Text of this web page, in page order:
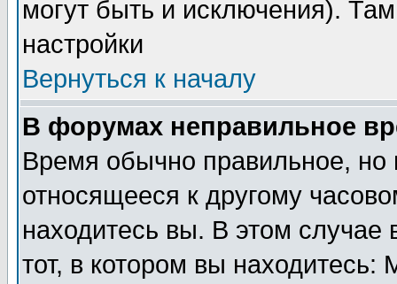
могут быть и исключения).
настройки
Вернуться к началу
В форумах неправильное
Время обычно правильное,
относящееся к другому
находитесь вы. В этом
тот, в котором вы